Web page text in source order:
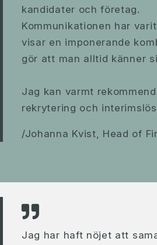
kandidater och företag.
Kommunikationen har
visar en imponerande
gör att man alltid känner
Jag kan varmt
rekrytering och
/Johanna Kvist, Head of
Jag har haft nöjet att